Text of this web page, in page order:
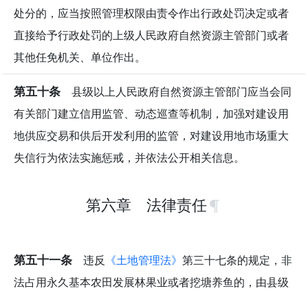
处分的，应当按照管理权限由责令作出行政处罚决定或者
直接给予行政处罚的上级人民政府自然资源主管部门或者
其他任免机关、单位作出。
第五十条 县级以上人民政府自然资源主管部门应当会同
有关部门建立信用监管、动态巡查等机制，加强对建设用
地供应交易和供后开发利用的监管，对建设用地市场重大
失信行为依法实施惩戒，并依法公开相关信息。
第六章 法律责任
第五十一条 违反 《土地管理法》 第三十七条的规定，非
法占用永久基本农田发展林果业或者挖塘养鱼的，由县级